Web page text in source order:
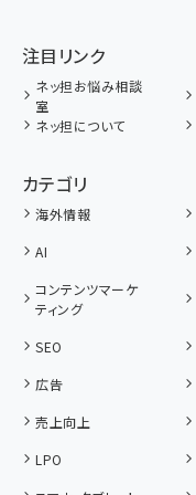
注目リンク
ネッ担お悩み相談
室
ネッ担について
カテゴリ
海外情報
AI
コンテンツマーケ
ティング
SEO
広告
売上向上
LPO